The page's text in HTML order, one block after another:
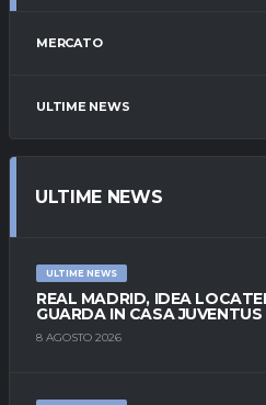
MERCATO
ULTIME NEWS
ULTIME NEWS
ULTIME NEWS
REAL MADRID, IDEA
GUARDA IN CASA JUVENTUS
8 AGOSTO 2026